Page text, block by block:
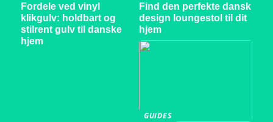
Fordele ved vinyl
klikgulv: holdbart og
stilrent gulv til danske
hjem
Find den perfekte dansk
design loungestol til dit
hjem
GUIDES